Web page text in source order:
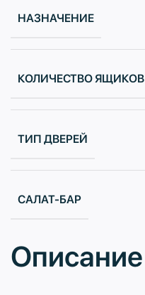
Описание
НАЗНАЧЕНИЕ
КОЛИЧЕСТВО ЯЩИКОВ
ТИП ДВЕРЕЙ
САЛАТ-БАР